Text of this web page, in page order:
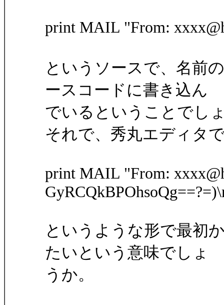
print MAIL "From:
というソースで、名前
ースコードに書き込ん
でいるということでし
それで、秀丸エディタ
print MAIL "From:
というような形で最初
たいという意味でしょ
うか。